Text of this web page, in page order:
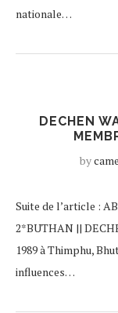
nationale…
DECHEN
by
Suite de l’article :
2*BUTHAN ||
1989 à Thimphu,
influences…